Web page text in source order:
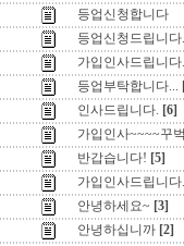
등업신청합니다
등업신청드립니다.
가입인사드립니다.
등업부탁합니다...
인사드립니다. [6]
가입인사~~~~꾸
반갑습니다! [5]
가입인사드립니다.
안녕하세요~ [3]
안녕하십니까 [2]